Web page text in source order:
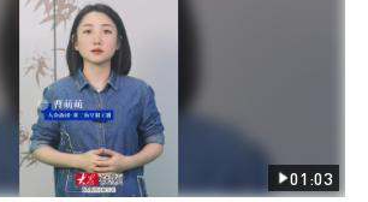
发布
01:03